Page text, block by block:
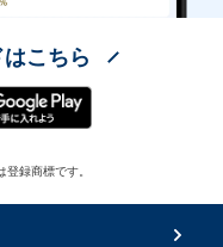
こちら
録商標です。